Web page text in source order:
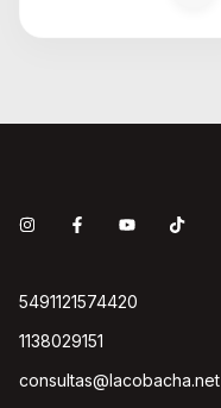
5491121574420
1138029151
consultas@lacobacha.net